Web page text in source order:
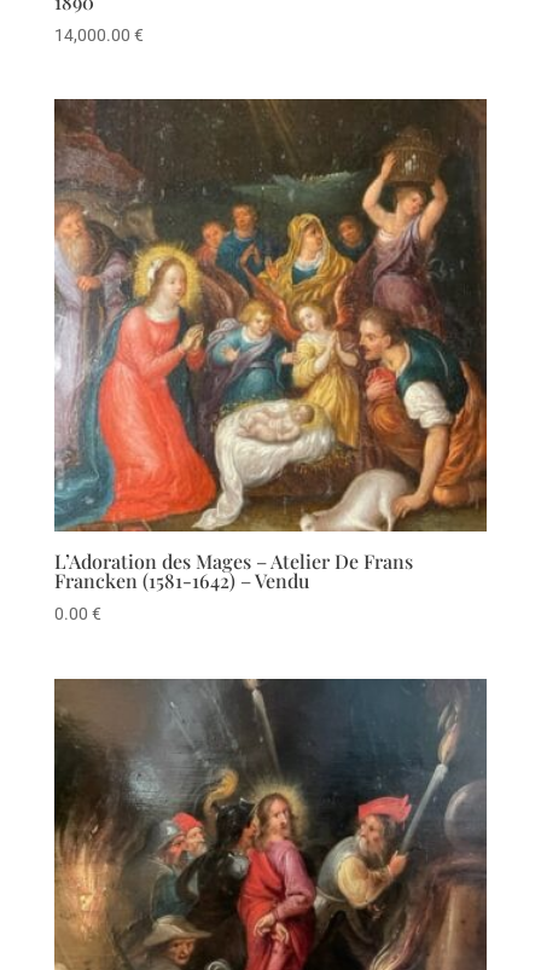
14,000.00 €
L’Adoration des Mages – Atelier De Frans
Francken (1581-1642) – Vendu
0.00 €